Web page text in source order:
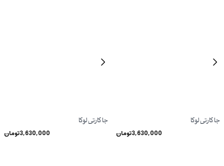
جا کارتی لوکا
3,630,000تومان
جا کارتی لوکا
3,630,000تومان